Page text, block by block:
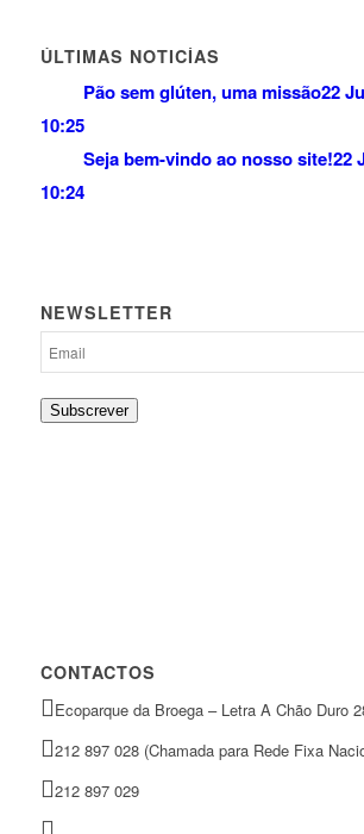
ÚLTIMAS NOTICÍAS
Pão sem glúten, uma missão22
10:25
Seja bem-vindo ao nosso site!22
10:24
NEWSLETTER
Subscrever
CONTACTOS
Ecoparque da Broega – Letra A Chão Duro
212 897 028 (Chamada para Rede Fixa
212 897 029